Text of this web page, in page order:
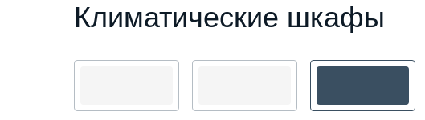
Климатические шкафы